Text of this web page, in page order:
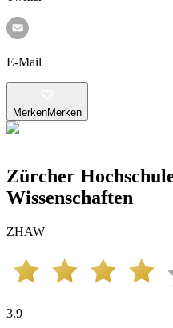
E-Mail
MerkenMerken
Zürcher
Wissenschaften
ZHAW
3.9